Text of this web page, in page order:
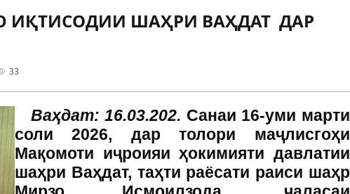
ШАҲРИ ВАҲДАТ ДАР
33
Ваҳдат: 16.03.202. Санаи 16-уми марти
соли 2026, дар толори маҷлисгоҳи
Мақомоти иҷроияи ҳокимияти давлатии
шаҳри Ваҳдат, таҳти раёсати раиси шаҳр